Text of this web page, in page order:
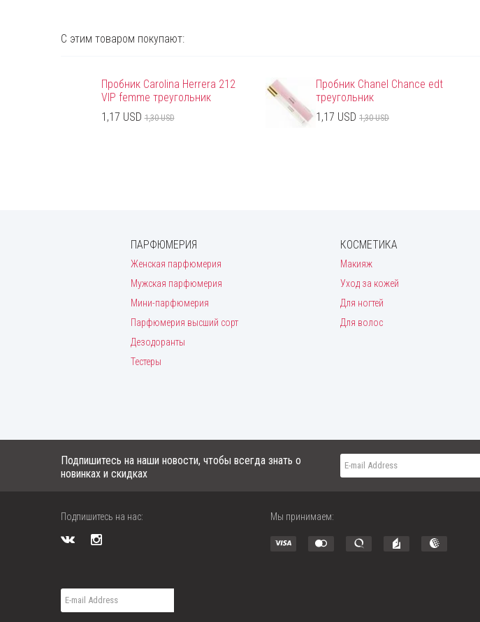
С этим товаром покупают:
Пробник Carolina Herrera 212
VIP femme треугольник
1,17 USD1,30 USD
Пробник Chanel Chance edt
треугольник
1,17 USD 1,30 USD
ПАРФЮМЕРИЯ
Женская парфюмерия
Мужская парфюмерия
Мини-парфюмерия
Парфюмерия высший сорт
Дезодоранты
Тестеры
КОСМЕТИКА
Макияж
Уход за кожей
Для ногтей
Для волос
Подпишитесь на наши новости, чтобы всегда знать о
новинках и скидках
Подпишитесь на нас: Мы принимаем: